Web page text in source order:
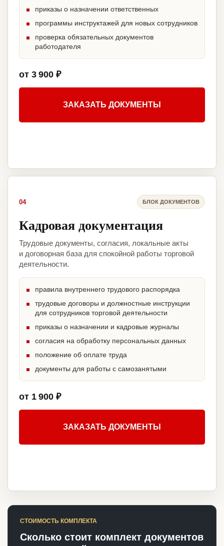
приказы о назначении ответственных
программы инструктажей для новых сотрудников
проверка обязательных документов
работодателя
от 3 900 ₽
ЗАКАЗАТЬ ДОКУМЕНТЫ
04 БЛОК ДОКУМЕНТОВ
Кадровая документация
Трудовые документы, согласия, локальные акты
и договорная база для спокойной работы торговой
деятельности.
правила внутреннего трудового распорядка
трудовые договоры и должностные инструкции
для сотрудников торговой деятельности
приказы о назначении и кадровые журналы
согласия на обработку персональных данных
положение об оплате труда
документы для работы с самозанятыми
от 1 900 ₽
ЗАКАЗАТЬ ДОКУМЕНТЫ
СТОИМОСТЬ КОМПЛЕКТА
Сколько стоит комплект документов